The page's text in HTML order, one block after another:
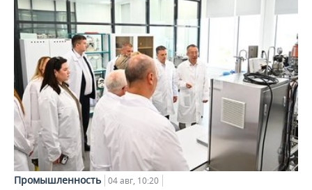
Промышленность 04 авг, 10:20